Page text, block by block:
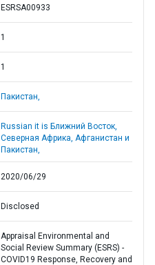
ESRSA00933
1
1
Пакистан,
Russian it is Ближний Восток,
Северная Африка, Афганистан и
Пакистан,
2020/06/29
Disclosed
Appraisal Environmental and
Social Review Summary (ESRS) -
COVID19 Response, Recovery and